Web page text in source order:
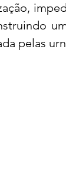
pelas